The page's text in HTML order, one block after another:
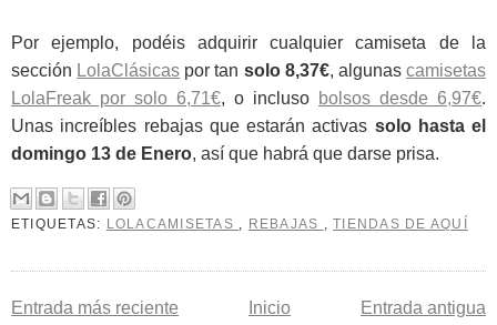
Por ejemplo, podéis adquirir cualquier camiseta de la
sección LolaClásicas por tan solo 8,37€, algunascamisetas
LolaFreak por solo 6,71€, o incluso bolsos desde 6,97€.
Unas increíbles rebajas que estarán activas solo hasta el
domingo 13 de Enero, así que habrá que darse prisa.
ETIQUETAS: LOLACAMISETAS , REBAJAS ,TIENDAS DE AQUÍ
Entrada más reciente Entrada antigua
Inicio